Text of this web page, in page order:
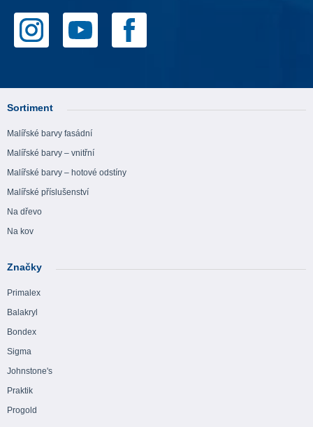
Sortiment
Malířské barvy fasádní
Malířské barvy – vnitřní
Malířské barvy – hotové odstíny
Malířské příslušenství
Na dřevo
Na kov
Značky
Primalex
Balakryl
Bondex
Sigma
Johnstone's
Praktik
Progold